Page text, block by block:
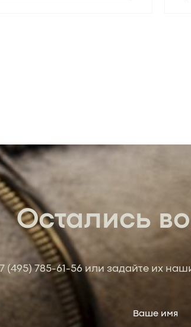
Остались
(495) 785-61-56или задайте их